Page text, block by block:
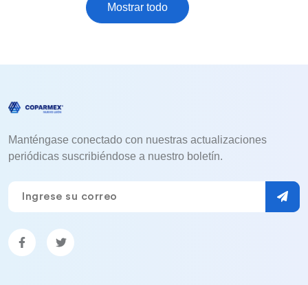
Mostrar todo
Manténgase conectado con nuestras actualizaciones
periódicas suscribiéndose a nuestro boletín.